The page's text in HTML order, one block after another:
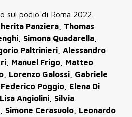
sul podio di Roma 2022.
Panziera, Thomas
Simona Quadarella,
Paltrinieri, Alessandro
Manuel Frigo, Matteo
Lorenzo Galossi, Gabriele
Poggio, Elena Di
Angiolini, Silvia
Simone Cerasuolo, Leonardo